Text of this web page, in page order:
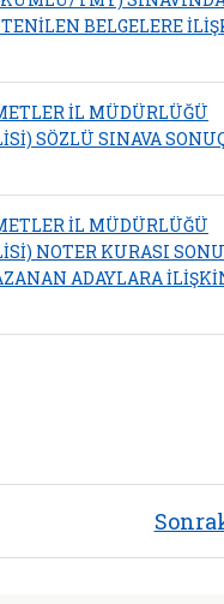
BELGELERE
İL MÜDÜRLÜĞÜ
SÖZLÜ SINAVA
İL MÜDÜRLÜĞÜ
NOTER KURASI
ADAYLARA